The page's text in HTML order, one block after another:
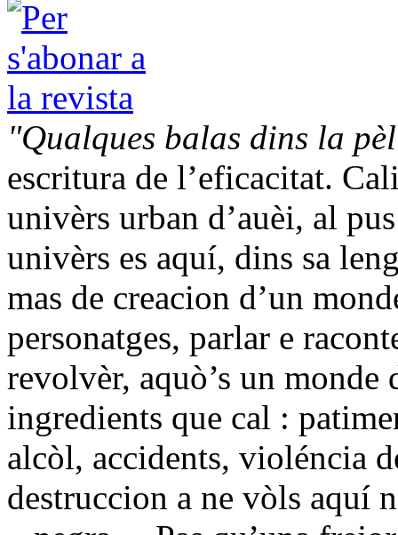
"Qualques balas dins la pèl
escritura de l’eficacitat.
univèrs urban d’auèi, al
univèrs es aquí, dins sa
mas de creacion d’un
personatges, parlar e
revolvèr, aquò’s un monde
ingredients que cal :
alcòl, accidents, violéncia
destruccion a ne vòls aquí